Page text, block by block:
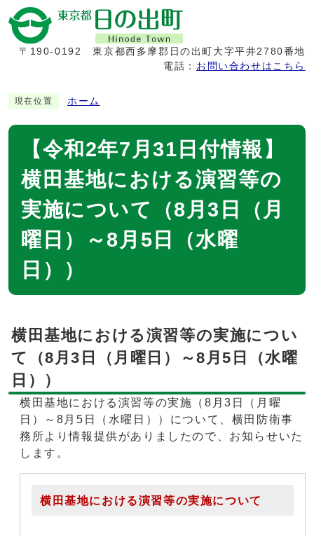
〒190-0192
東京都西多摩郡日の出町大字平井2780番地
電話： お問い合わせはこちら
現在位置 ホーム
【令和2年7月31日付情報】
横田基地における演習等の
実施について（8月3日（月
曜日）～8月5日（水曜
日））
横田基地における演習等の実施につい
て（8月3日（月曜日）～8月5日（水曜
日））
横田基地における演習等の実施（8月3日（月曜
日）～8月5日（水曜日））について、横田防衛事
務所より情報提供がありましたので、お知らせいた
します。
横田基地における演習等の実施について